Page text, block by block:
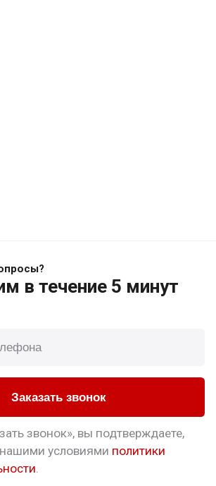
в течение 5 минут
Заказать звонок
звонок», вы подтверждаете,
условиями политики
.